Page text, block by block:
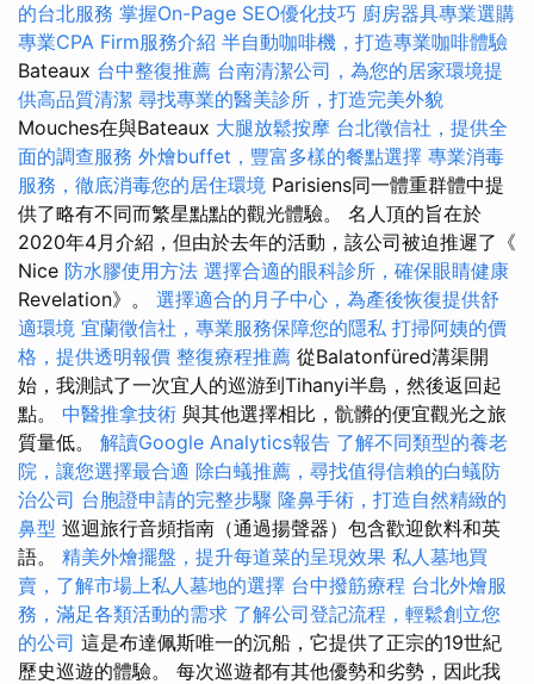
的台北服務 掌握On-Page SEO優化技巧 廚房器具專業選購
專業CPA Firm服務介紹 半自動咖啡機，打造專業咖啡體驗
Bateaux 台中整復推薦 台南清潔公司，為您的居家環境提
供高品質清潔 尋找專業的醫美診所，打造完美外貌
Mouches在與Bateaux 大腿放鬆按摩 台北徵信社，提供全
面的調查服務 外燴buffet，豐富多樣的餐點選擇 專業消毒
服務，徹底消毒您的居住環境 Parisiens同一體重群體中提
供了略有不同而繁星點點的觀光體驗。 名人頂的旨在於
2020年4月介紹，但由於去年的活動，該公司被迫推遲了《
Nice 防水膠使用方法 選擇合適的眼科診所，確保眼睛健康
Revelation》。 選擇適合的月子中心，為產後恢復提供舒
適環境 宜蘭徵信社，專業服務保障您的隱私 打掃阿姨的價
格，提供透明報價 整復療程推薦 從Balatonfüred溝渠開
始，我測試了一次宜人的巡游到Tihanyi半島，然後返回起
點。 中醫推拿技術 與其他選擇相比，骯髒的便宜觀光之旅
質量低。 解讀Google Analytics報告 了解不同類型的養老
院，讓您選擇最合適 除白蟻推薦，尋找值得信賴的白蟻防
治公司 台胞證申請的完整步驟 隆鼻手術，打造自然精緻的
鼻型 巡迴旅行音頻指南（通過揚聲器）包含歡迎飲料和英
語。 精美外燴擺盤，提升每道菜的呈現效果 私人墓地買
賣，了解市場上私人墓地的選擇 台中撥筋療程 台北外燴服
務，滿足各類活動的需求 了解公司登記流程，輕鬆創立您
的公司 這是布達佩斯唯一的沉船，它提供了正宗的19世紀
歷史巡遊的體驗。 每次巡遊都有其他優勢和劣勢，因此我